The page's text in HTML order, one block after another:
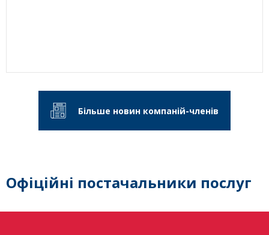
Більше новин компаній-членів
Офіційні постачальники послуг